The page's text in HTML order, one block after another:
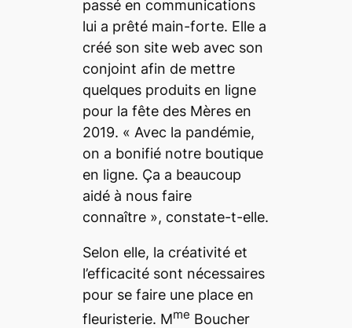
passé en communications
lui a prêté main-forte. Elle a
créé son site web avec son
conjoint afin de mettre
quelques produits en ligne
pour la fête des Mères en
2019. « Avec la pandémie,
on a bonifié notre boutique
en ligne. Ça a beaucoup
aidé à nous faire
connaître », constate-t-elle.
Selon elle, la créativité et
l’efficacité sont nécessaires
pour se faire une place en
fleuristerie. Mme Boucher